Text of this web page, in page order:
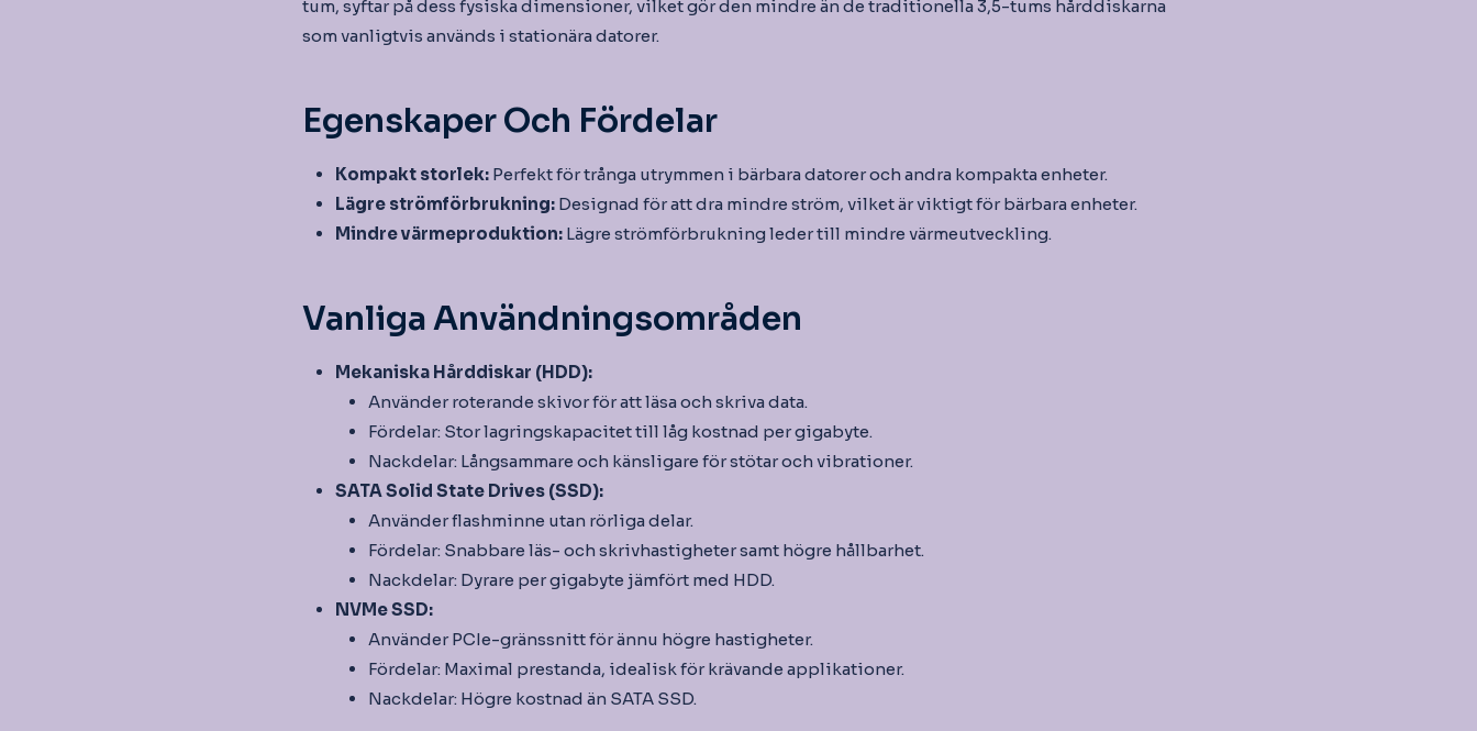
tum, syftar på dess fysiska dimensioner, vilket gör den mindre än de traditionella 3,5-tums hårddiskarna
som vanligtvis används i stationära datorer.
Egenskaper Och Fördelar
Kompakt storlek: Perfekt för trånga utrymmen i bärbara datorer och andra kompakta enheter.
Lägre strömförbrukning: Designad för att dra mindre ström, vilket är viktigt för bärbara enheter.
Mindre värmeproduktion: Lägre strömförbrukning leder till mindre värmeutveckling.
Vanliga Användningsområden
Mekaniska Hårddiskar (HDD):
Använder roterande skivor för att läsa och skriva data.
Fördelar: Stor lagringskapacitet till låg kostnad per gigabyte.
Nackdelar: Långsammare och känsligare för stötar och vibrationer.
SATA Solid State Drives (SSD):
Använder flashminne utan rörliga delar.
Fördelar: Snabbare läs- och skrivhastigheter samt högre hållbarhet.
Nackdelar: Dyrare per gigabyte jämfört med HDD.
NVMe SSD:
Använder PCIe-gränssnitt för ännu högre hastigheter.
Fördelar: Maximal prestanda, idealisk för krävande applikationer.
Nackdelar: Högre kostnad än SATA SSD.